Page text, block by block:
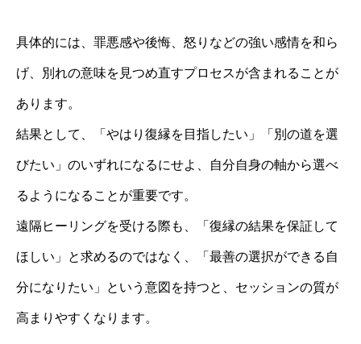
具体的には、罪悪感や後悔、怒りなどの強い感情を和ら
げ、別れの意味を見つめ直すプロセスが含まれることが
あります。
結果として、「やはり復縁を目指したい」「別の道を選
びたい」のいずれになるにせよ、自分自身の軸から選べ
るようになることが重要です。
遠隔ヒーリングを受ける際も、「復縁の結果を保証して
ほしい」と求めるのではなく、「最善の選択ができる自
分になりたい」という意図を持つと、セッションの質が
高まりやすくなります。